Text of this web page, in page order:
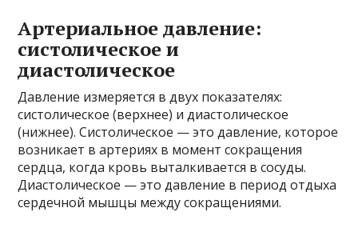
Артериальное давление:
систолическое и
диастолическое
Давление измеряется в двух показателях:
систолическое (верхнее) и диастолическое
(нижнее). Систолическое — это давление, которое
возникает в артериях в момент сокращения
сердца, когда кровь выталкивается в сосуды.
Диастолическое — это давление в период отдыха
сердечной мышцы между сокращениями.